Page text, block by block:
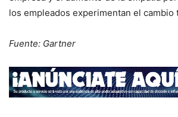
los empleados experimentan el cambio
Fuente: Gartner